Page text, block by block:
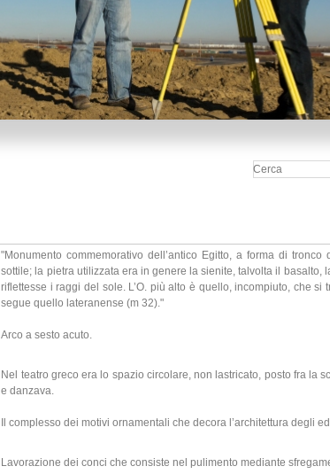
"Monumento commemorativo dell’antico Egitto, a forma di
sottile; la pietra utilizzata era in genere la sienite, talvolta il basalto,
riflettesse i raggi del sole. L’O. più alto è quello, incompiuto, che si
segue quello lateranense (m 32)."
Arco a sesto acuto.
Nel teatro greco era lo spazio circolare, non lastricato, posto fra la
e danzava.
Il complesso dei motivi ornamentali che decora l’architettura degli
Lavorazione dei conci che consiste nel pulimento mediante